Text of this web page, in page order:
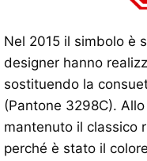
Nel 2015 il simbolo è
designer hanno
sostituendo la
(Pantone 3298C).
mantenuto il classico
perché è stato il